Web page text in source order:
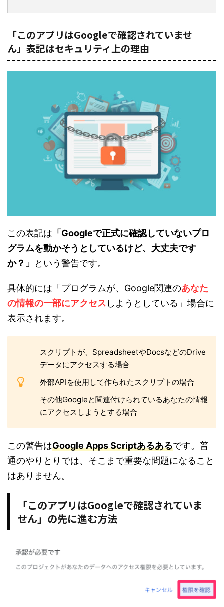
「このアプリはGoogleで確認されていませ
ん」表記はセキュリティ上の理由
この表記は 「Googleで正式に確認していないプロ
グラムを動かそうとしているけど、大丈夫です
か？」
という警告です。
具体的には「プログラムが、Google関連のあなた
の情報の一部にアクセス しようとしている」場合に
表示されます。
スクリプトが、SpreadsheetやDocsなどのDrive
データにアクセスする場合
外部APIを使用して作られたスクリプトの場合
その他Googleと関連付けられているあなたの情報
にアクセスしようとする場合
この警告はGoogle Apps Scriptあるあるです。普
通のやりとりでは、そこまで重要な問題になること
はありません。
「このアプリはGoogleで確認されていま
せん」の先に進む方法